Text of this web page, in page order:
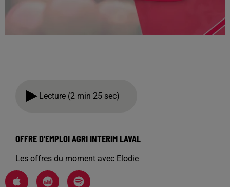
Lecture (2 min 25 sec)
OFFRE D'EMPLOI AGRI INTERIM LAVAL
Les offres du moment avec Elodie